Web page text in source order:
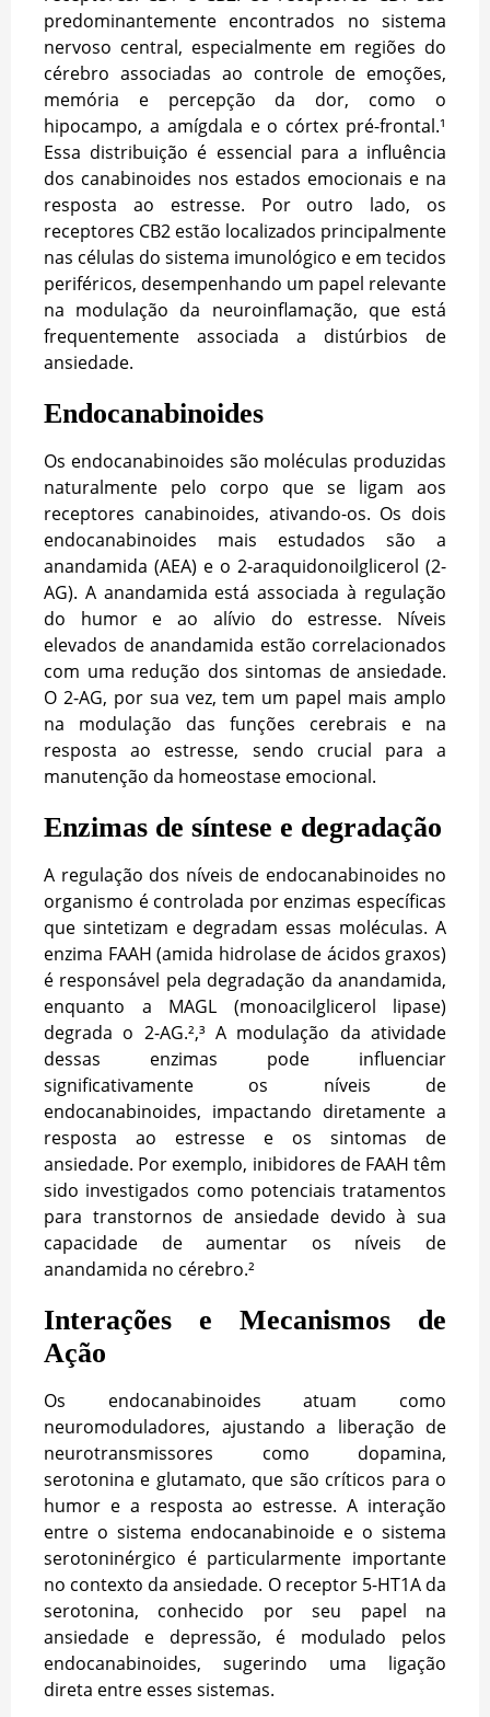
predominantemente encontrados no sistema
nervoso central, especialmente em regiões do
cérebro associadas ao controle de emoções,
memória e percepção da dor, como o
hipocampo, a amígdala e o córtex pré-frontal.¹
Essa distribuição é essencial para a influência
dos canabinoides nos estados emocionais e na
resposta ao estresse. Por outro lado, os
receptores CB2 estão localizados principalmente
nas células do sistema imunológico e em tecidos
periféricos, desempenhando um papel relevante
na modulação da neuroinflamação, que está
frequentemente associada a distúrbios de
ansiedade.
Endocanabinoides
Os endocanabinoides são moléculas produzidas
naturalmente pelo corpo que se ligam aos
receptores canabinoides, ativando-os. Os dois
endocanabinoides mais estudados são a
anandamida (AEA) e o 2-araquidonoilglicerol (2-
AG). A anandamida está associada à regulação
do humor e ao alívio do estresse. Níveis
elevados de anandamida estão correlacionados
com uma redução dos sintomas de ansiedade.
O 2-AG, por sua vez, tem um papel mais amplo
na modulação das funções cerebrais e na
resposta ao estresse, sendo crucial para a
manutenção da homeostase emocional.
Enzimas de síntese e degradação
A regulação dos níveis de endocanabinoides no
organismo é controlada por enzimas específicas
que sintetizam e degradam essas moléculas. A
enzima FAAH (amida hidrolase de ácidos graxos)
é responsável pela degradação da anandamida,
enquanto a MAGL (monoacilglicerol lipase)
degrada o 2-AG.²,³ A modulação da atividade
dessas enzimas pode influenciar
significativamente os níveis de
endocanabinoides, impactando diretamente a
resposta ao estresse e os sintomas de
ansiedade. Por exemplo, inibidores de FAAH têm
sido investigados como potenciais tratamentos
para transtornos de ansiedade devido à sua
capacidade de aumentar os níveis de
anandamida no cérebro.²
Interações e Mecanismos de
Ação
Os endocanabinoides atuam como
neuromoduladores, ajustando a liberação de
neurotransmissores como dopamina,
serotonina e glutamato, que são críticos para o
humor e a resposta ao estresse. A interação
entre o sistema endocanabinoide e o sistema
serotoninérgico é particularmente importante
no contexto da ansiedade. O receptor 5-HT1A da
serotonina, conhecido por seu papel na
ansiedade e depressão, é modulado pelos
endocanabinoides, sugerindo uma ligação
direta entre esses sistemas.